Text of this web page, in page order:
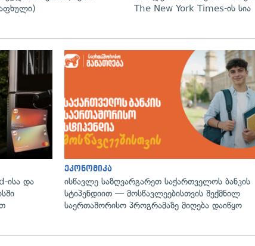
The New York Times-ის სია
ისა და
ეკონომიკა
ისწავლე საზღვარგარეთ საქართველოს ბანკის
სტიპენდიით — მოსწავლეებისთვის შექმნილ
საერთაშორისო პროგრამაზე მიღება დაიწყო